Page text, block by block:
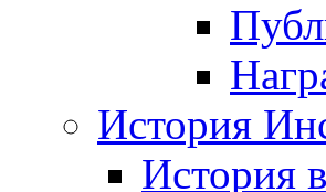
История
История